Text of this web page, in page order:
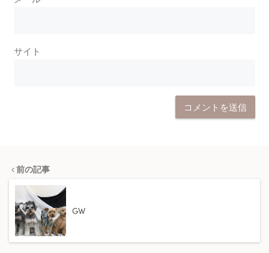
サイト
前の記事
GW